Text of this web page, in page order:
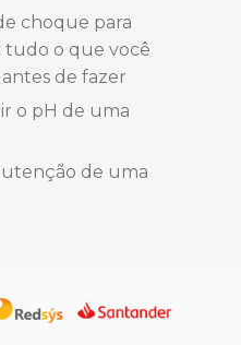
choque para
tudo o que você
de fazer
o pH de uma
de uma